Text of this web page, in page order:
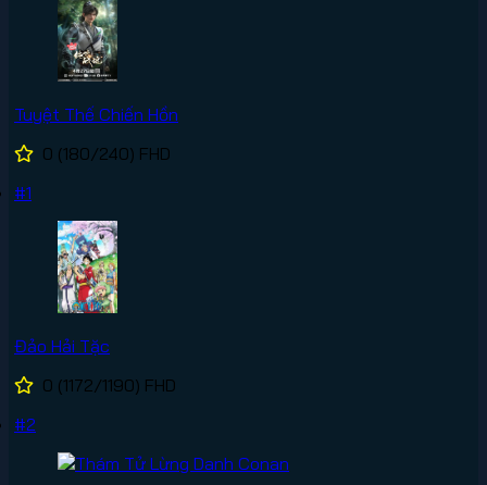
Tuyệt Thế Chiến Hồn
0 (180/240) FHD
#1
Đảo Hải Tặc
0 (1172/1190) FHD
#2